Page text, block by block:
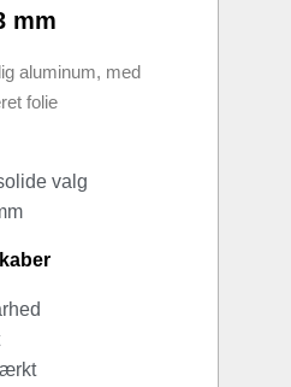
mm
aluminum, med
folie
valg